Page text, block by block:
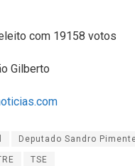
com 19158 votos
Gilberto
Deputado Sandro
TSE